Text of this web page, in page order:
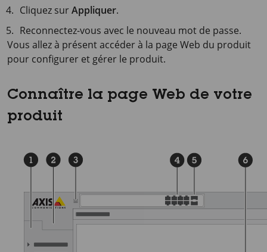
Cliquez surAppliquer.
Reconnectez-vous avec le nouveau mot de passe.
Vous allez à présent accéder à la page Web du produit
pour configurer et gérer le produit.
Connaître la page Web de votre
produit